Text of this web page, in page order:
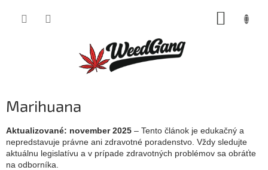
Marihuana
Aktualizované: november 2025 – Tento článok je edukačný a
nepredstavuje právne ani zdravotné poradenstvo. Vždy sledujte
aktuálnu legislatívu a v prípade zdravotných problémov sa obráťte
na odborníka.